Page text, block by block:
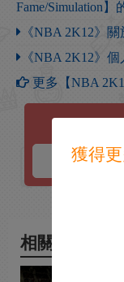
Fame/Simulation】
《NBA 2K12》
《NBA 2K12》
更多【NBA
相關新聞
獲得